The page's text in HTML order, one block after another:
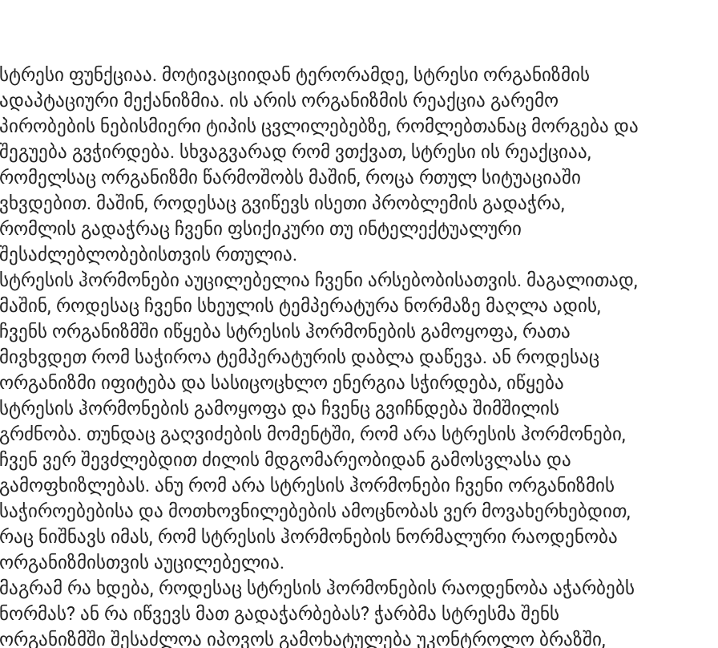
სტრესი ფუნქციაა. მოტივაციიდან ტერორამდე, სტრესი ორგანიზმის
ადაპტაციური მექანიზმია. ის არის ორგანიზმის რეაქცია გარემო
პირობების ნებისმიერი ტიპის ცვლილებებზე, რომლებთანაც მორგება და
შეგუება გვჭირდება. სხვაგვარად რომ ვთქვათ, სტრესი ის რეაქციაა,
რომელსაც ორგანიზმი წარმოშობს მაშინ, როცა რთულ სიტუაციაში
ვხვდებით. მაშინ, როდესაც გვიწევს ისეთი პრობლემის გადაჭრა,
რომლის გადაჭრაც ჩვენი ფსიქიკური თუ ინტელექტუალური
შესაძლებლობებისთვის რთულია.
სტრესის ჰორმონები აუცილებელია ჩვენი არსებობისათვის. მაგალითად,
მაშინ, როდესაც ჩვენი სხეულის ტემპერატურა ნორმაზე მაღლა ადის,
ჩვენს ორგანიზმში იწყება სტრესის ჰორმონების გამოყოფა, რათა
მივხვდეთ რომ საჭიროა ტემპერატურის დაბლა დაწევა. ან როდესაც
ორგანიზმი იფიტება და სასიცოცხლო ენერგია სჭირდება, იწყება
სტრესის ჰორმონების გამოყოფა და ჩვენც გვიჩნდება შიმშილის
გრძნობა. თუნდაც გაღვიძების მომენტში, რომ არა სტრესის ჰორმონები,
ჩვენ ვერ შევძლებდით ძილის მდგომარეობიდან გამოსვლასა და
გამოფხიზლებას. ანუ რომ არა სტრესის ჰორმონები ჩვენი ორგანიზმის
საჭიროებებისა და მოთხოვნილებების ამოცნობას ვერ მოვახერხებდით,
რაც ნიშნავს იმას, რომ სტრესის ჰორმონების ნორმალური რაოდენობა
ორგანიზმისთვის აუცილებელია.
მაგრამ რა ხდება, როდესაც სტრესის ჰორმონების რაოდენობა აჭარბებს
ნორმას? ან რა იწვევს მათ გადაჭარბებას? ჭარბმა სტრესმა შენს
ორგანიზმში შესაძლოა იპოვოს გამოხატულება უკონტროლო ბრაზში,